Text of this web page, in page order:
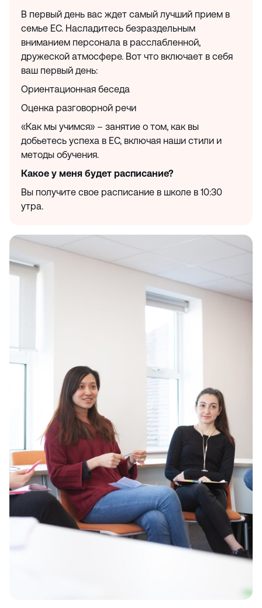
В первый день вас ждет самый лучший прием в
семье EC. Насладитесь безраздельным
вниманием персонала в расслабленной,
дружеской атмосфере. Вот что включает в себя
ваш первый день:
Ориентационная беседа
Оценка разговорной речи
«Как мы учимся» – занятие о том, как вы
добьетесь успеха в EC, включая наши стили и
методы обучения.
Какое у меня будет расписание?
Вы получите свое расписание в школе в 10:30
утра.